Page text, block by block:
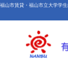
福山市賃貸・福山市立大学学